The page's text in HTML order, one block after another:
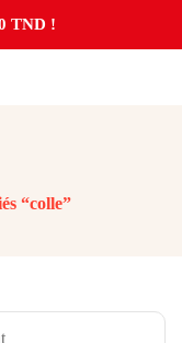
TND !
“colle”